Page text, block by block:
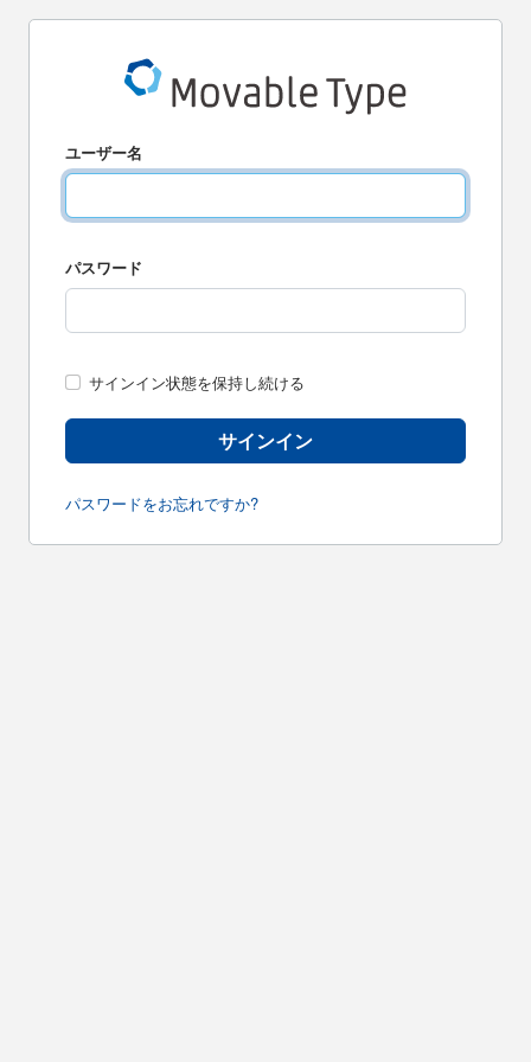
ユーザー名
パスワード
サインイン状態を保持し続ける
パスワードをお忘れですか?
サインイン